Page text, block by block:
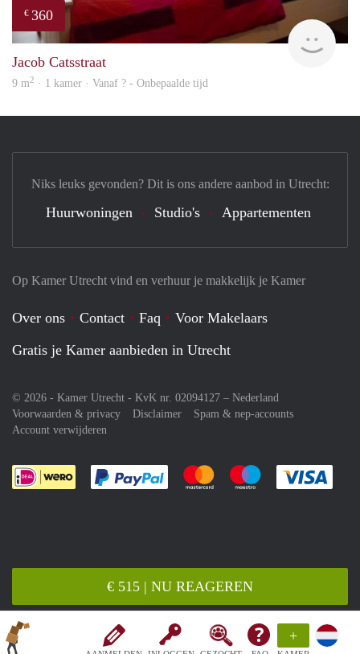
+
€ 515 | NU REAGEREN
€ 360
Jacob Catsstraat
9 m2 · 1 kamer · Vanaf ? - Onbepaalde tijd
Op Kamer Utrecht vind en verhuur je makkelijk je Kamer
Over ons Contact Faq
Voor Makelaars
Gratis je Kamer aanbieden in Utrecht
© 2026 - Kamer Utrecht - KvK nr. 02094127 – Nederland
Voorwaarden & privacy
Disclaimer
Spam & nep-accounts
Account verwijderen
Je rekent gemakkelijk af met Paypal
Je rekent gemakkelijk af met
Je rekent
Niks leuks gevonden? Dit is ons andere aanbod in Utrecht:
Huurwoningen Studio's Appartementen